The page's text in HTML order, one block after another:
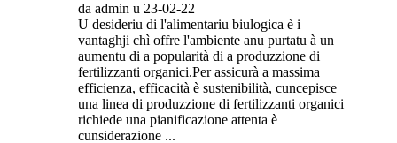
da admin u 23-02-22
U desideriu di l'alimentariu biulogica è i
vantaghji chì offre l'ambiente anu purtatu à un
aumentu di a popularità di a produzzione di
fertilizzanti organici.Per assicurà a massima
efficienza, efficacità è sustenibilità, cuncepisce
una linea di produzzione di fertilizzanti organici
richiede una pianificazione attenta è
cunsiderazione ...